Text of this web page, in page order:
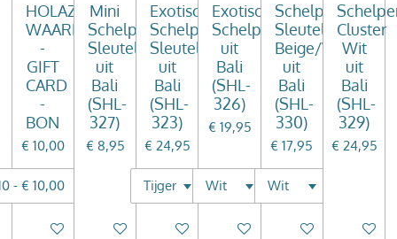
HOLAZ
WAARDEBON
-
GIFT
CARD
-
BON
€ 10,00
In winkelwagen
Mini
Schelpen
Sleutelhanger
uit
Bali
(SHL-
327)
€ 8,95
In winkelwagen
Exotische
Schelpen
Sleutelhanger
uit
Bali
(SHL-
323)
€ 24,95
In winkelwagen
Exotische
Schelpenhanger
uit
Bali
(SHL-
326)
€ 19,95
In winkelwagen
Schelpen
Sleutelhanger
Beige/Wit
uit
Bali
(SHL-
330)
€ 17,95
In winkelwagen
Cluster
Wit
uit
Bali
(SHL-
329)
€ 24,95
In